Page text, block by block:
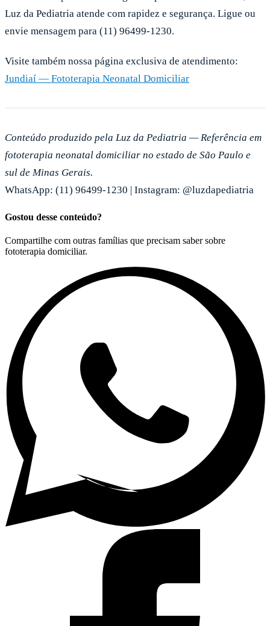
Luz da Pediatria atende com rapidez e segurança. Ligue ou
envie mensagem para (11) 96499-1230.
Visite também nossa página exclusiva de atendimento:
Jundiaí — Fototerapia Neonatal Domiciliar
Conteúdo produzido pela Luz da Pediatria — Referência em
fototerapia neonatal domiciliar no estado de São Paulo e
sul de Minas Gerais.
WhatsApp: (11) 96499-1230 | Instagram: @luzdapediatria
Gostou desse conteúdo?
Compartilhe com outras famílias que precisam saber sobre
fototerapia domiciliar.